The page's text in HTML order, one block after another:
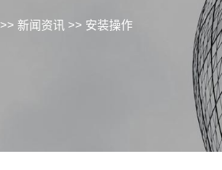
>> 新闻资讯 >> 安装操作